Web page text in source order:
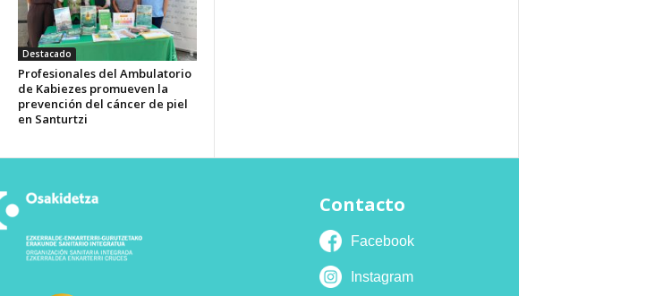
Destacado
Profesionales del Ambulatorio
de Kabiezes promueven la
prevención del cáncer de piel
en Santurtzi
Contacto
Facebook
Instagram